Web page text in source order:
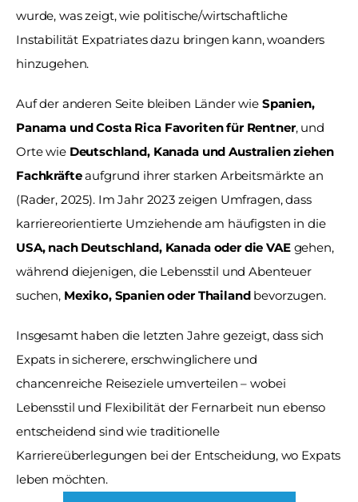
wurde, was zeigt, wie politische/wirtschaftliche
Instabilität Expatriates dazu bringen kann, woanders
hinzugehen.
Auf der anderen Seite bleiben Länder wie Spanien,
Panama und Costa Rica Favoriten für Rentner, und
Orte wie Deutschland, Kanada und Australien ziehen
Fachkräfte aufgrund ihrer starken Arbeitsmärkte an
(Rader, 2025). Im Jahr 2023 zeigen Umfragen, dass
karriereorientierte Umziehende am häufigsten in die
USA, nach Deutschland, Kanada oder die VAE gehen,
während diejenigen, die Lebensstil und Abenteuer
suchen, Mexiko, Spanien oder Thailand bevorzugen.
Insgesamt haben die letzten Jahre gezeigt, dass sich
Expats in sicherere, erschwinglichere und
chancenreiche Reiseziele umverteilen – wobei
Lebensstil und Flexibilität der Fernarbeit nun ebenso
entscheidend sind wie traditionelle
Karriereüberlegungen bei der Entscheidung, wo Expats
leben möchten.